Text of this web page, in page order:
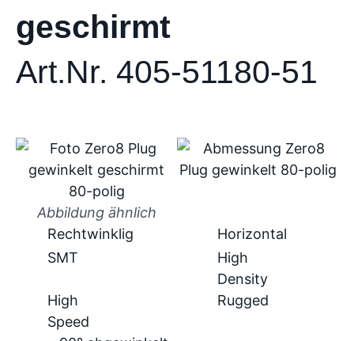
geschirmt
Art.Nr. 405-51180-51
Abbildung ähnlich
Rechtwinklig
Horizontal
SMT
High
Density
High
Speed
Rugged